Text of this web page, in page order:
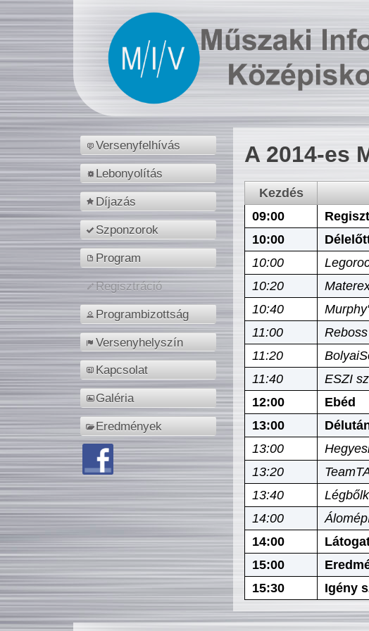
Versenyfelhívás
Lebonyolítás
Díjazás
Szponzorok
Program
Regisztráció
Programbizottság
Versenyhelyszín
Kapcsolat
Galéria
Eredmények
A 2014-es
Kezdés
09:00
10:00
10:00
10:20
10:40
11:00
11:20
11:40
ESZI
12:00
Ebéd
13:00
13:00
13:20
13:40
14:00
14:00
15:00
15:30
Igény